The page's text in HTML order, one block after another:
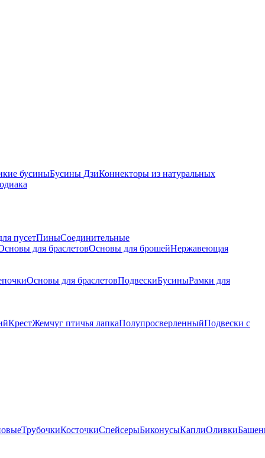
бусиныБусины ДзиКоннекторы из натуральных
пусетПиныСоединительные
для браслетовОсновы для брошейНержавеющая
Основы для браслетовПодвескиБусиныРамки для
КрестЖемчуг птичья лапкаПолупросверленныйПодвески с
ТрубочкиКосточкиСпейсерыБиконусыКаплиОливки